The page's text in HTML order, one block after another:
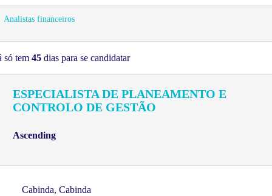
Analistas financeiros
só tem 45 dias para se candidatar
ESPECIALISTA DE PLANEAMENTO E
CONTROLO DE GESTÃO
Ascending
Cabinda, Cabinda